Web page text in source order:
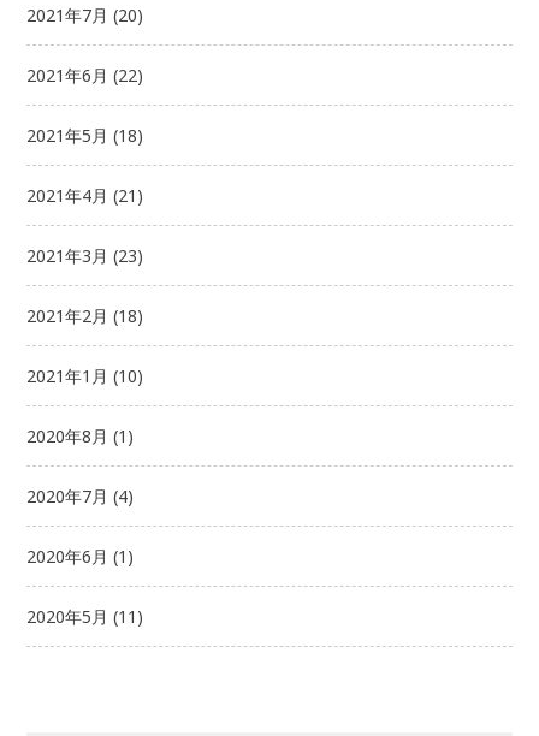
2021年7月 (20)
2021年6月 (22)
2021年5月 (18)
2021年4月 (21)
2021年3月 (23)
2021年2月 (18)
2021年1月 (10)
2020年8月 (1)
2020年7月 (4)
2020年6月 (1)
2020年5月 (11)